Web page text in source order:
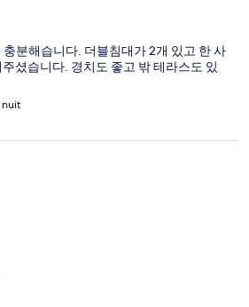
분해습니다. 더블침대가 2개 있고 한 사
셨습니다. 경치도 좋고 밖 테라스도 있
nuit